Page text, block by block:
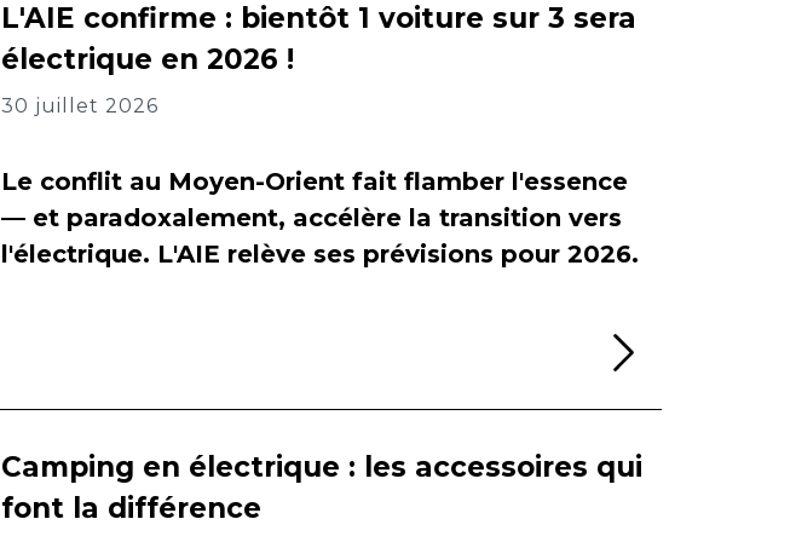
L'AIE confirme : bientôt 1 voiture sur 3 sera
électrique en 2026 !
30 juillet 2026
Le conflit au Moyen-Orient fait flamber l'essence
— et paradoxalement, accélère la transition vers
l'électrique. L'AIE relève ses prévisions pour 2026.
Camping en électrique : les accessoires qui
font la différence